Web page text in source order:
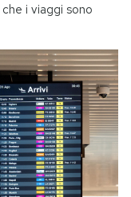
i viaggi sono